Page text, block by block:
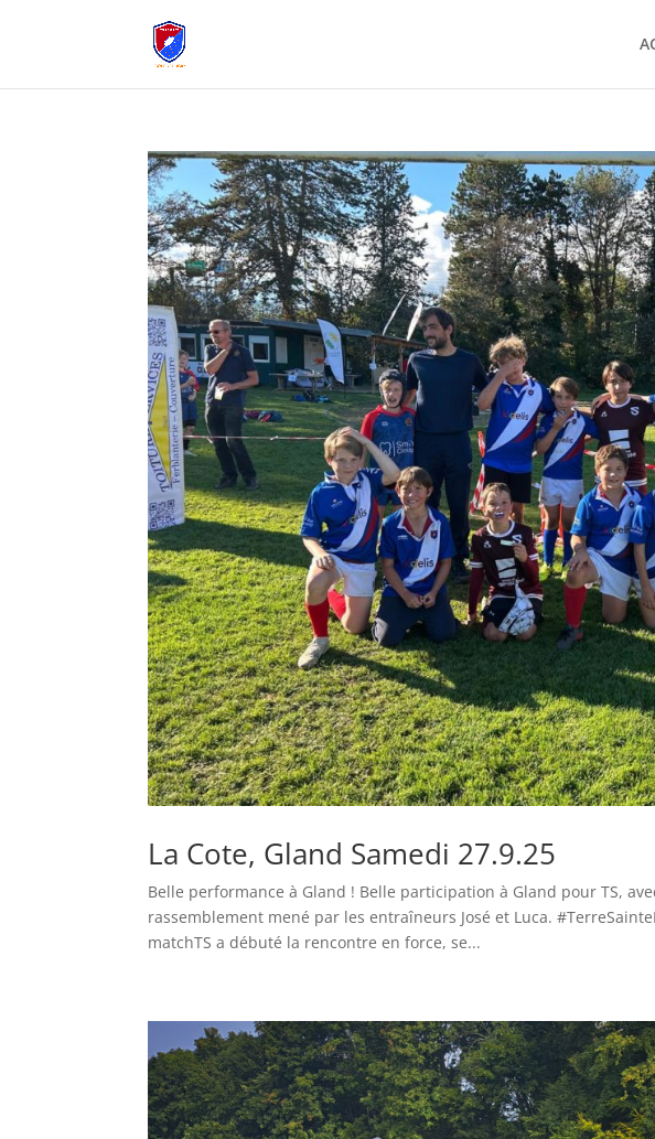
La Cote, Gland Samedi 27.9.25
Belle performance à Gland ! Belle participation à Gland pour TS,
rassemblement mené par les entraîneurs José et Luca.
matchTS a débuté la rencontre en force, se...